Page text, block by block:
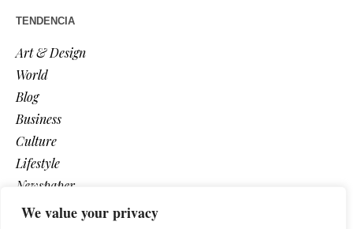
We value your privacy
TENDENCIA
Art & Design
World
Blog
Business
Culture
Lifestyle
Newspaper
Photos